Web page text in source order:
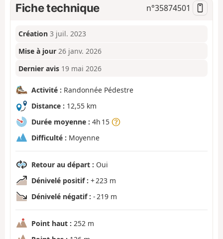
Fiche technique n°35874501
Création 3 juil. 2023
Mise à jour 26 janv. 2026
Dernier avis 19 mai 2026
Activité : Randonnée Pédestre
Distance : 12,55 km
Durée moyenne : 4h 15
Difficulté : Moyenne
Retour au départ : Oui
Dénivelé positif : + 223 m
Dénivelé négatif : - 219 m
Point haut : 252 m